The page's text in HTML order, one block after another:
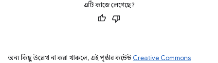
এটি কাজে লেগেছে?
অন্য কিছু উল্লেখ না করা থাকলে, এই পৃষ্ঠার কন্টেন্ট Creative Commons